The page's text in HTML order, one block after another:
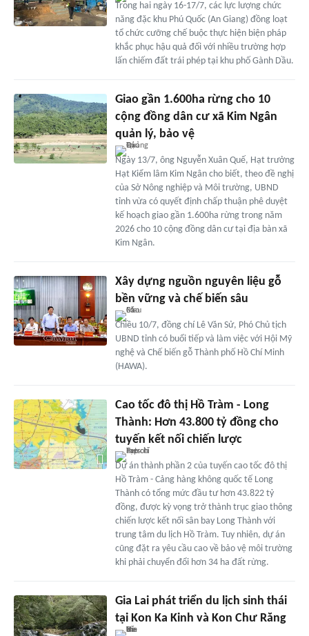
Trong hai ngày 16-17/7, các lực lượng chức
năng đặc khu Phú Quốc (An Giang) đồng loạt
tổ chức cưỡng chế buộc thực hiện biện pháp
khắc phục hậu quả đối với nhiều trường hợp
lấn chiếm đất trái phép tại khu phố Gành Dầu.
Giao gần 1.600ha rừng cho 10
cộng đồng dân cư xã Kim Ngân
quản lý, bảo vệ
Ngày 13/7, ông Nguyễn Xuân Quế, Hạt trưởng
Hạt Kiểm lâm Kim Ngân cho biết, theo đề nghị
của Sở Nông nghiệp và Môi trường, UBND
tỉnh vừa có quyết định chấp thuận phê duyệt
kế hoạch giao gần 1.600ha rừng trong năm
2026 cho 10 cộng đồng dân cư tại địa bàn xã
Kim Ngân.
Xây dựng nguồn nguyên liệu gỗ
bền vững và chế biến sâu
Chiều 10/7, đồng chí Lê Văn Sử, Phó Chủ tịch
UBND tỉnh có buổi tiếp và làm việc với Hội Mỹ
nghệ và Chế biến gỗ Thành phố Hồ Chí Minh
(HAWA).
Cao tốc đô thị Hồ Tràm - Long
Thành: Hơn 43.800 tỷ đồng cho
tuyến kết nối chiến lược
Dự án thành phần 2 của tuyến cao tốc đô thị
Hồ Tràm - Cảng hàng không quốc tế Long
Thành có tổng mức đầu tư hơn 43.822 tỷ
đồng, được kỳ vọng trở thành trục giao thông
chiến lược kết nối sân bay Long Thành với
trung tâm du lịch Hồ Tràm. Tuy nhiên, dự án
cũng đặt ra yêu cầu cao về bảo vệ môi trường
khi phải chuyển đổi hơn 34 ha đất rừng.
Gia Lai phát triển du lịch sinh thái
tại Kon Ka Kinh và Kon Chư Răng